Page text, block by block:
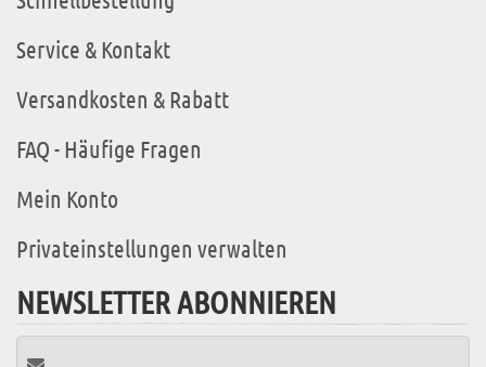
Service & Kontakt
Versandkosten & Rabatt
FAQ - Häufige Fragen
Mein Konto
Privateinstellungen verwalten
NEWSLETTER ABONNIEREN